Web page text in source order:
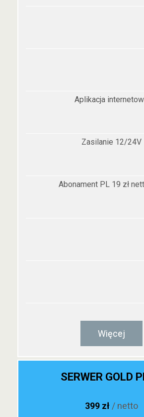
Aplikacja
Zasilanie 12/24V
Abonament PL 19 zł
Więcej
SERWER GOLD
399 zł / netto